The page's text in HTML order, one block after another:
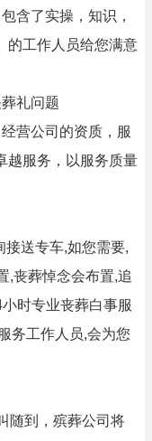
含了实操，知识，
的工作人员给您满意
礼问题
营公司的资质，服
越服务，以服务质量
送专车,如您需要,
,丧葬悼念会布置,追
时专业丧葬白事服
务工作人员,会为您
随到，殡葬公司将